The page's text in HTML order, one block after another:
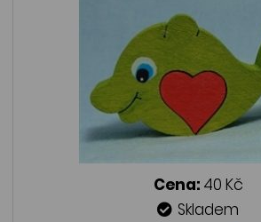
Cena: 40 Kč
Skladem